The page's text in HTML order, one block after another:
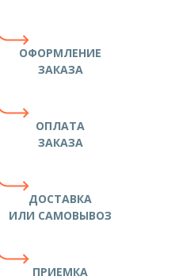
ОФОРМЛЕНИЕ
ЗАКАЗА
ОПЛАТА
ЗАКАЗА
ДОСТАВКА
ИЛИ САМОВЫВОЗ
ПРИЕМКА